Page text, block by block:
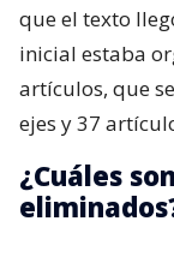
que el texto
inicial estaba
artículos, que
ejes y 37
¿Cuáles